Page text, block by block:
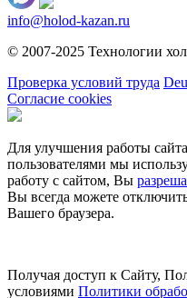
info@holod-kazan.ru
© 2007-2025 Технологии
Проверка условий труда
Согласие cookies
Для улучшения работы
пользователями мы
работу с сайтом, Вы
Вы всегда можете
Вашего браузера.
Получая доступ к Сайту,
условиями Политики